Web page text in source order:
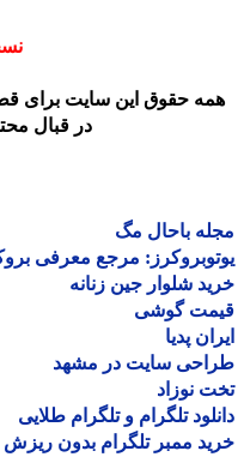
حقوق این سایت برای
در قبال
باحال مگ
مرجع معرفی
شلوار جین زنانه
گوشی
پدیا
سایت در مشهد
نوزاد
تلگرام و تلگرام طلایی
ممبر تلگرام بدون ریزش